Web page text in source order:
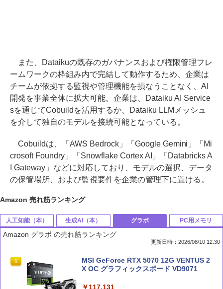
また、Dataikuの既存のガバナンスおよび権限管理フレ
ームワークの枠組み内で完結して動作するため、企業は
チームが依拠する監視や管理機能を損なうことなく、AI
開発を事業全体に拡大可能。企業は、Dataiku AI Service
sを通じてCobuildを活用するか、Dataiku LLMメッシュ
を介して独自のモデルを接続可能となっている。
Cobuildは、「AWS Bedrock」「Google Gemini」「Mi
crosoft Foundry」「Snowflake Cortex AI」「Databricks A
I Gateway」などに対応しており、モデルの選択、データ
の保管場所、および監視要件を企業の管理下に置ける。
Amazon 売れ筋ランキング
人工知能（本）
1
部下としてのAI 世界一流エンジニアの
進化術
￥1,870
生成AI（本）
1
Claude 最強のAI自動化術 (AI仕事術シリ
ーズ)
￥2,640
グラボ
Amazon グラボ の売れ筋ランキング
更新日時：2026/08/10 12:30
1
MSI GeForce RTX 5070 12G VENTUS 2
X OC グラフィックスボード VD9071
￥117,131
PC用メモリ